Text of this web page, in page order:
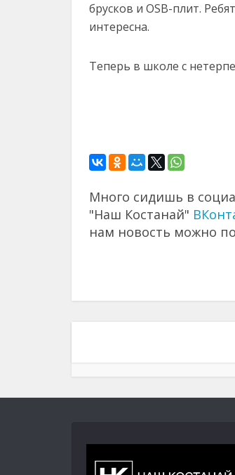
брусков и OSB-плит.
интересна.
Теперь в школе с
Много сидишь в
"Наш Костанай"
нам новость можно